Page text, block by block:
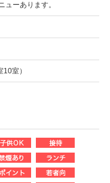
ューあります。
室）